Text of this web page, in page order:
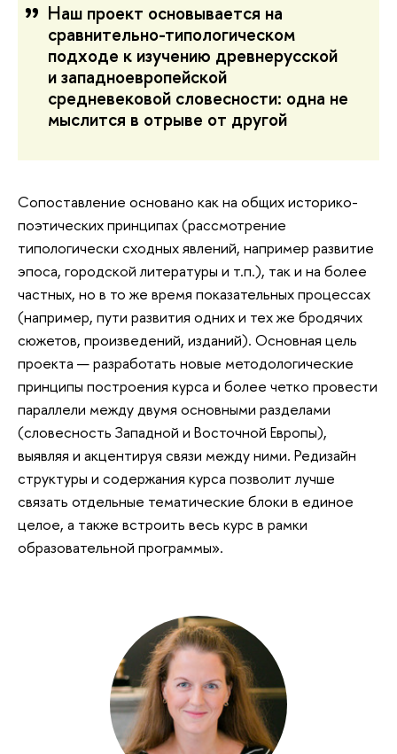
Наш проект основывается на
сравнительно-типологическом
подходе к изучению древнерусской
и западноевропейской
средневековой словесности: одна не
мыслится в отрыве от другой
Сопоставление основано как на общих историко-
поэтических принципах (рассмотрение
типологически сходных явлений, например развитие
эпоса, городской литературы и т.п.), так и на более
частных, но в то же время показательных процессах
(например, пути развития одних и тех же бродячих
сюжетов, произведений, изданий). Основная цель
проекта — разработать новые методологические
принципы построения курса и более четко провести
параллели между двумя основными разделами
(словесность Западной и Восточной Европы),
выявляя и акцентируя связи между ними. Редизайн
структуры и содержания курса позволит лучше
связать отдельные тематические блоки в единое
целое, а также встроить весь курс в рамки
образовательной программы».